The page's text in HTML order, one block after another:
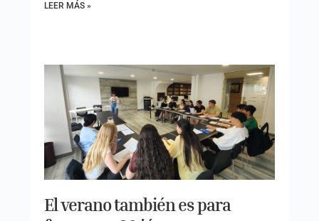
LEER MÁS »
El verano también es para